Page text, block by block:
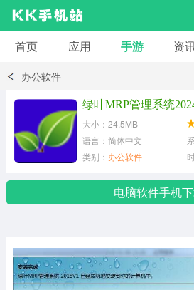
安卓应用
小说漫画
金融理财 新闻资讯
首页 应用 手游 资
办公软件
绿叶MRP管理系统
大小：24.5MB
语言：简体中文
类别： 办公软件
电脑软件手机